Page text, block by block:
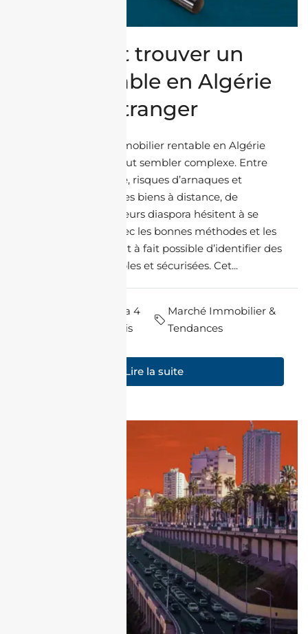
Comment trouver un
bien rentable en Algérie
depuis l’étranger
Trouver un bien immobilier rentable en Algérie
depuis l’étranger peut sembler complexe. Entre
manque de visibilité, risques d’arnaques et
difficulté à évaluer les biens à distance, de
nombreux investisseurs diaspora hésitent à se
lancer. Pourtant, avec les bonnes méthodes et les
bons outils, il est tout à fait possible d’identifier des
opportunités rentables et sécurisées. Cet...
il y a 4
mois
Marché Immobilier &
Tendances
Lire la suite